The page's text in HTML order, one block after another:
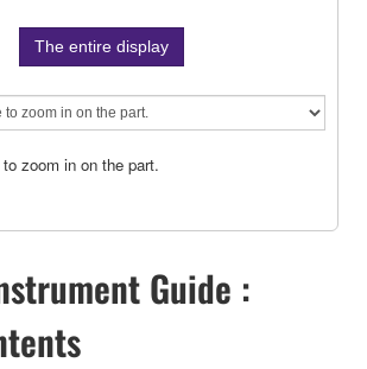
The entire display
zoom in on the part.
Guide :